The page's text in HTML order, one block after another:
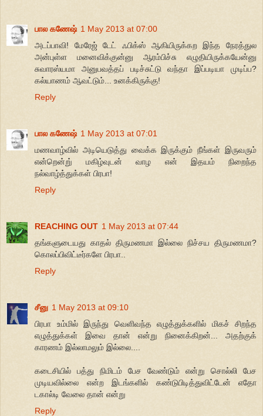
பால கணேஷ் 1 May 2013 at 07:00
அடப்பாவி! மேரேஜ் டேட் ஃபிக்ஸ் ஆகியிருக்கற இந்த நேரத்துல
அன்புள்ள மனைவிக்குன்னு ஆரம்பிச்சு எழுதியிருக்கயேன்னு
சுவாரஸ்யமா அனுபவத்தப் படிச்சுட்டு வந்தா இப்படியா முடிப்ப?
கல்யாணம் ஆவட்டும்... உனக்கிருக்கு!
Reply
பால கணேஷ் 1 May 2013 at 07:01
மணவாழ்வில் அடியெடுத்து வைக்க இருக்கும் நீங்கள் இருவரும்
என்றென்று் மகிழ்வுடன் வாழ என் இதயம் நிறைந்த
நல்வாழ்த்துக்கள் பிரபா!
Reply
REACHING OUT 1 May 2013 at 07:44
தங்களுடையது காதல் திருமணமா இல்லை நிச்சய திருமணமா?
கொலப்பிவிட்டீர்களே பிரபா..
Reply
சீனு 1 May 2013 at 09:10
பிரபா உம்மில் இருந்து வெளிவந்த எழுத்துக்களில் மிகச் சிறந்த
எழுத்துக்கள் இவை தான் என்று நினைக்கிறன்... அதற்குக்
காரணம் இல்லாமலும் இல்லை....
கடைசியில் பத்து நிமிடம் பேச வேண்டும் என்று சொல்லி பேச
முடியவில்லை என்ற இடங்களில் கண்டுபிடித்துவிட்டேன் எதோ
டகால்டி வேலை தான் என்று
Reply